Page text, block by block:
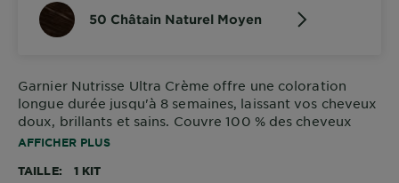
50 Châtain Naturel Moyen
Garnier Nutrisse Ultra Crème offre une coloration
longue durée jusqu'à 8 semaines, laissant vos cheveux
doux, brillants et sains. Couvre 100 % des cheveux
gris. La formule nourrissante, enrichie d'huile d'avocat,
couleur riche et naturelle qui protège vos cheveux
AFFICHER PLUS
TAILLE 1 KIT